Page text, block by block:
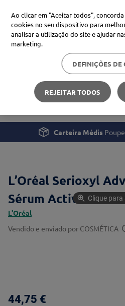
Procure no Marketplace Médis
Pesquisas mais comuns
xiaomi
4º cerave
Beleza e Cuidado pessoal
L’Oréal Serioxyl Advanced
Carteira Médis
L’Oréal Serioxyl
Sérum Activador
L'Oréal
Vendido e enviado por COSMÉTICA
Clique
44,75 €
Ao clicar em "Aceitar todos",
cookies no seu dispositivo para
analisar a utilização do site e ajudar
marketing.
DEFINIÇÕES DE
REJEITAR TODOS